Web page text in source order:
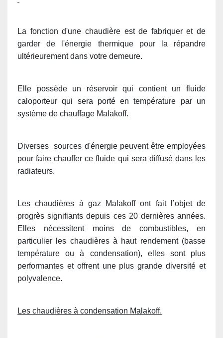
La fonction d'une chaudière est de fabriquer et de
garder de l'énergie thermique pour la répandre
ultérieurement dans votre demeure.
Elle possède un réservoir qui contient un fluide
caloporteur qui sera porté en température par un
système de chauffage Malakoff.
Diverses sources d'énergie peuvent être employées
pour faire chauffer ce fluide qui sera diffusé dans les
radiateurs.
Les chaudières à gaz Malakoff ont fait l’objet de
progrès signifiants depuis ces 20 dernières années.
Elles nécessitent moins de combustibles, en
particulier les chaudières à haut rendement (basse
température ou à condensation), elles sont plus
performantes et offrent une plus grande diversité et
polyvalence.
Les chaudières à condensation Malakoff.